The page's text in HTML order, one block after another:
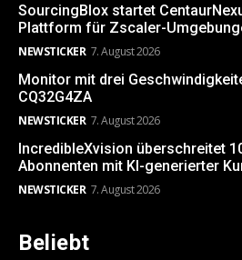
SourcingBlox startet
Plattform für Zscaler-
NEWSTICKER 7. August 2026
Monitor mit drei
CQ32G4ZA
NEWSTICKER 7. August 2026
IncredibleXvision überschreitet
Abonnenten mit KI-generierter
NEWSTICKER 7. August 2026
Beliebt